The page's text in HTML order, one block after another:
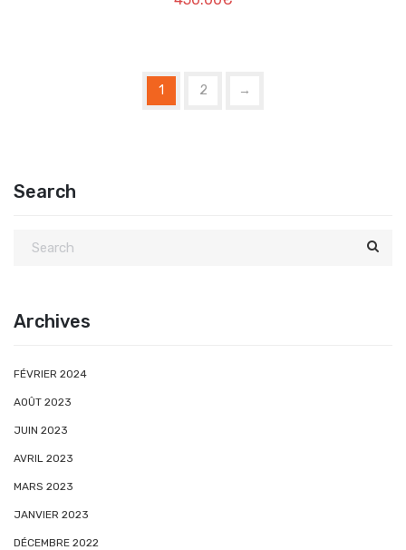
1 2 →
Search
Archives
FÉVRIER 2024
AOÛT 2023
JUIN 2023
AVRIL 2023
MARS 2023
JANVIER 2023
DÉCEMBRE 2022